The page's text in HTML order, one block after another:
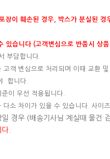
장이 훼손된 경우, 박스가 분실된
있습니다 (고객변심으로 반품시 상
부담합니다.
객 변심으로 처리되며 이때 교환
합니다.
이 우선 적용됩니다.
소 차이가 있을 수 있습니다. 사이
경우 (배송기사님 계실때 물건
.